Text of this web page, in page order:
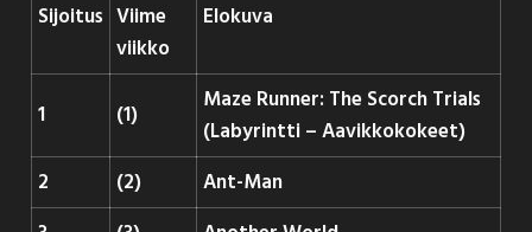
Sijoitus Viime
viikko
Elokuva
1 (1)
Maze Runner: The Scorch Trials
(Labyrintti – Aavikkokokeet)
2
(2)
Ant-Man